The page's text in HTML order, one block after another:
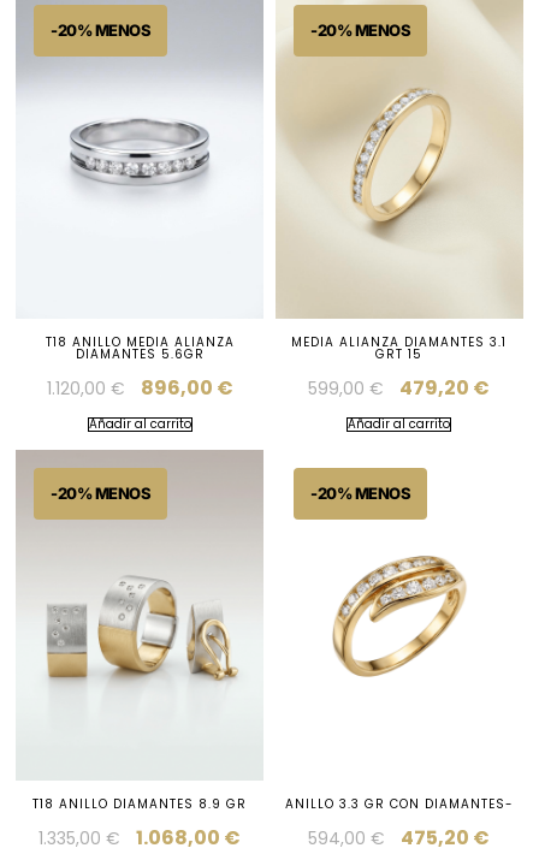
T18 ANILLO MEDIA ALIANZA
DIAMANTES 5.6GR
1.120,00 € 896,00 €
Añadir al carrito
MEDIA ALIANZA DIAMANTES 3.1
GRT 15
599,00€ 479,20 €
Añadir al carrito
T18 ANILLO DIAMANTES 8.9 GR
1.335,00€ 1.068,00 €
ANILLO 3.3 GR CON DIAMANTES-
594,00€ 475,20 €